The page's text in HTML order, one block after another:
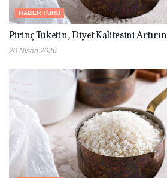
HABER TURU
Pirinç Tüketin, Diyet Kalitesini Artırın
20 Nisan 2026